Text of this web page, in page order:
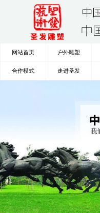
网站首页 户外雕塑
合作模式 走进圣发